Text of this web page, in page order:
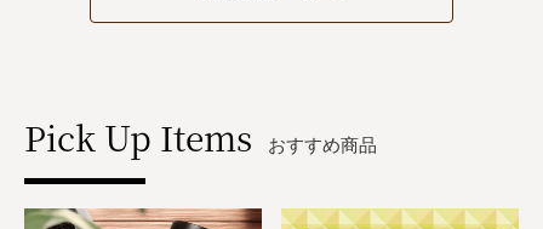
Pick Up Items おすすめ商品